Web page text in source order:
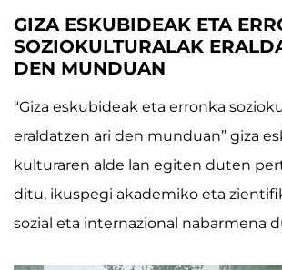
GIZA ESKUBIDEAK ETA
SOZIOKULTURALAK
DEN MUNDUAN
“Giza eskubideak eta erronka
eraldatzen ari den munduan” giza
kulturaren alde lan egiten duten
ditu, ikuspegi akademiko eta
sozial eta internazional nabarmena